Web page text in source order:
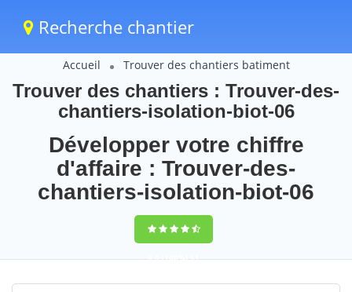
Recherche chantier
Accueil Trouver des chantiers batiment
Trouver des chantiers : Trouver-des-
chantiers-isolation-biot-06
Développer votre chiffre
d'affaire : Trouver-des-
chantiers-isolation-biot-06
9,5(100%)91
votes